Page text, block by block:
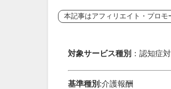
本記事はアフィリエイト・プロモ
対象サービス種別 ：認知症
基準種別 :介護報酬